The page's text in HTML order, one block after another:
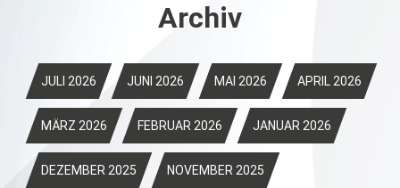
Archiv
JULI 2026 JUNI 2026 MAI 2026 APRIL 2026
MÄRZ 2026 FEBRUAR 2026 JANUAR 2026
DEZEMBER 2025 NOVEMBER 2025